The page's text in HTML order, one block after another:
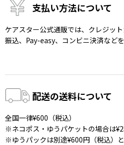
支払い方法について
ケアスター公式通販では、クレジッ
振込、Pay-easy、コンビニ決済など
配送の送料について
全国一律¥600（税込）
※ネコポス・ゆうパケットの場合は
※ゆうパックは別途¥600円（税込）と